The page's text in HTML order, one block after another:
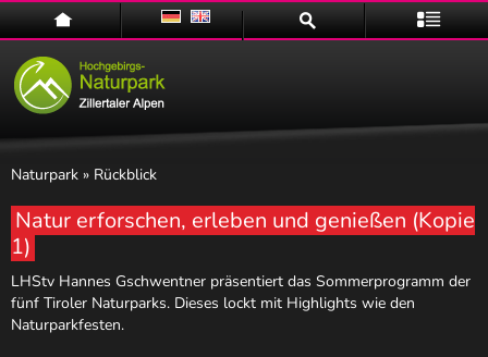
Home
Naturpark
Naturpark » Rückblick
Natur erforschen, erleben und genießen (Kopie
1)
LHStv Hannes Gschwentner präsentiert das Sommerprogramm der
fünf Tiroler Naturparks. Dieses lockt mit Highlights wie den
Naturparkfesten.